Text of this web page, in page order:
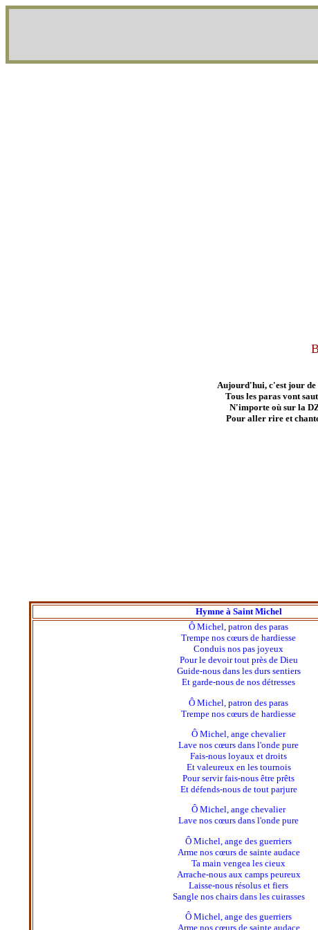
Aujourd'hui, c'est jour de
Tous les paras vont
N'importe où sur la
Pour aller rire et
Hymne à Saint Michel
Ô Michel, patron des paras
Trempe nos cœurs de hardiesse
Conduis nos pas joyeux
Pour le devoir tout près de Dieu
Guide-nous dans les durs sentiers
Et garde-nous de nos détresses
Ô Michel, patron des paras
Trempe nos cœurs de hardiesse
Ô Michel, ange chevalier
Lave nos cœurs dans l'onde pure
Fais-nous loyaux et droits
Et valeureux en les tournois
Pour servir fais-nous être prêts
Et défends-nous de tout parjure
Ô Michel, ange chevalier
Lave nos cœurs dans l'onde pure
Ô Michel, ange des guerriers
Arme nos cœurs de sainte audace
Ta main vengea les cieux
Arrache-nous aux camps peureux
Laisse-nous résolus et fiers
Sangle nos chairs dans les cuirasses
Ô Michel, ange des guerriers
Arme nos cœurs de sainte audace